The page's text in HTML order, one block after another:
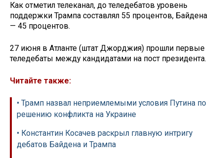
Как отметил телеканал, до теледебатов уровень
поддержки Трампа составлял 55 процентов, Байдена
— 45 процентов.
27 июня в Атланте (штат Джорджия) прошли первые
теледебаты между кандидатами на пост президента.
Читайте также:
• Трамп назвал неприемлемыми условия Путина по
решению конфликта на Украине
• Константин Косачев раскрыл главную интригу
дебатов Байдена и Трампа